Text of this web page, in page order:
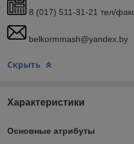
8 (017) 511-31-21 тел/
belkormmash@yandex.by
Скрыть
Характеристики
Основные атрибуты